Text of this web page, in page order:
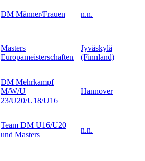
DM Männer/Frauen n.n.
Masters
Europameisterschaften
Jyväskylä
(Finnland)
DM Mehrkampf
M/W/U
23/U20/U18/U16
Hannover
Team DM U16/U20
und Masters
n.n.